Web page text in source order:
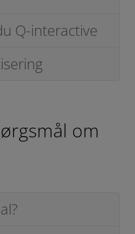
Q-interactive
om